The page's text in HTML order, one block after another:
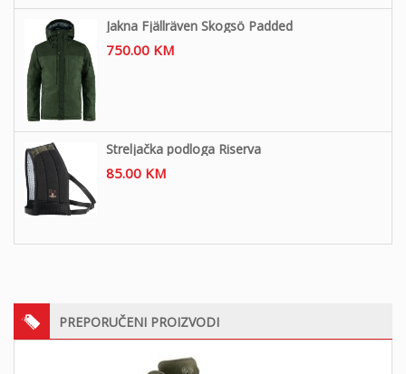
Jakna Fjällräven Skogsö Padded
750.00 KM
Streljačka podloga Riserva
85.00 KM
PREPORUČENI PROIZVODI